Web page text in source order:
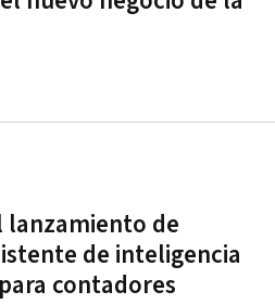
lanzamiento de
de inteligencia
contadores